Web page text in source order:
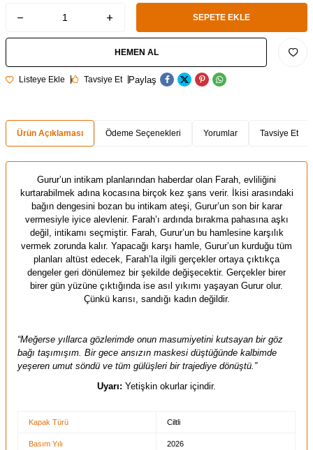
SEPETE EKLE
HEMEN AL
Listeye Ekle Tavsiye Et Paylaş
Ürün Açıklaması Ödeme Seçenekleri Yorumlar Tavsiye Et
Gurur’un intikam planlarından haberdar olan Farah, evliliğini
kurtarabilmek adına kocasına birçok kez şans verir. İkisi arasındaki
bağın dengesini bozan bu intikam ateşi, Gurur’un son bir karar
vermesiyle iyice alevlenir. Farah’ı ardında bırakma pahasına aşkı
değil, intikamı seçmiştir. Farah, Gurur’un bu hamlesine karşılık
vermek zorunda kalır. Yapacağı karşı hamle, Gurur’un kurduğu tüm
planları altüst edecek, Farah’la ilgili gerçekler ortaya çıktıkça
dengeler geri dönülemez bir şekilde değişecektir. Gerçekler birer
birer gün yüzüne çıktığında ise asıl yıkımı yaşayan Gurur olur.
Çünkü karısı, sandığı kadın değildir.
“Meğerse yıllarca gözlerimde onun masumiyetini kutsayan bir göz
bağı taşımışım. Bir gece ansızın maskesi düştüğünde kalbimde
yeşeren umut söndü ve tüm gülüşleri bir trajediye dönüştü.”
Uyarı: Yetişkin okurlar içindir.
Kapak Türü Ciltli
Basım Yılı 2026